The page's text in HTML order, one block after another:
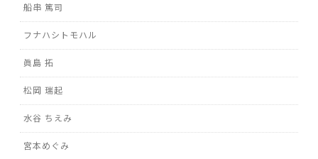
船串 篤司
フナハシトモハル
眞島 拓
松岡 瑞起
水谷 ちえみ
宮本めぐみ